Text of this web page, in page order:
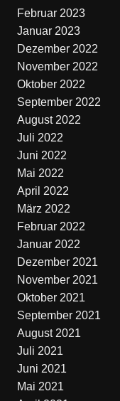
Februar 2023
Januar 2023
Dezember 2022
November 2022
Oktober 2022
September 2022
August 2022
Juli 2022
Juni 2022
Mai 2022
April 2022
März 2022
Februar 2022
Januar 2022
Dezember 2021
November 2021
Oktober 2021
September 2021
August 2021
Juli 2021
Juni 2021
Mai 2021